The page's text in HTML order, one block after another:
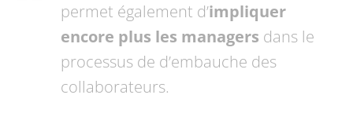
permet également d’impliquer
encore plus les managers dans le
processus de d’embauche des
collaborateurs.